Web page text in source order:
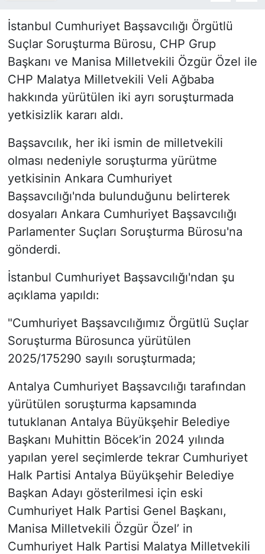
İstanbul Cumhuriyet Başsavcılığı Örgütlü
Suçlar Soruşturma Bürosu, CHP Grup
Başkanı ve Manisa Milletvekili Özgür Özel ile
CHP Malatya Milletvekili Veli Ağbaba
hakkında yürütülen iki ayrı soruşturmada
yetkisizlik kararı aldı.
Başsavcılık, her iki ismin de milletvekili
olması nedeniyle soruşturma yürütme
yetkisinin Ankara Cumhuriyet
Başsavcılığı'nda bulunduğunu belirterek
dosyaları Ankara Cumhuriyet Başsavcılığı
Parlamenter Suçları Soruşturma Bürosu'na
gönderdi.
İstanbul Cumhuriyet Başsavcılığı'ndan şu
açıklama yapıldı:
"Cumhuriyet Başsavcılığımız Örgütlü Suçlar
Soruşturma Bürosunca yürütülen
2025/175290 sayılı soruşturmada;
Antalya Cumhuriyet Başsavcılığı tarafından
yürütülen soruşturma kapsamında
tutuklanan Antalya Büyükşehir Belediye
Başkanı Muhittin Böcek’in 2024 yılında
yapılan yerel seçimlerde tekrar Cumhuriyet
Halk Partisi Antalya Büyükşehir Belediye
Başkan Adayı gösterilmesi için eski
Cumhuriyet Halk Partisi Genel Başkanı,
Manisa Milletvekili Özgür Özel’ in
Cumhuriyet Halk Partisi Malatya Milletvekili